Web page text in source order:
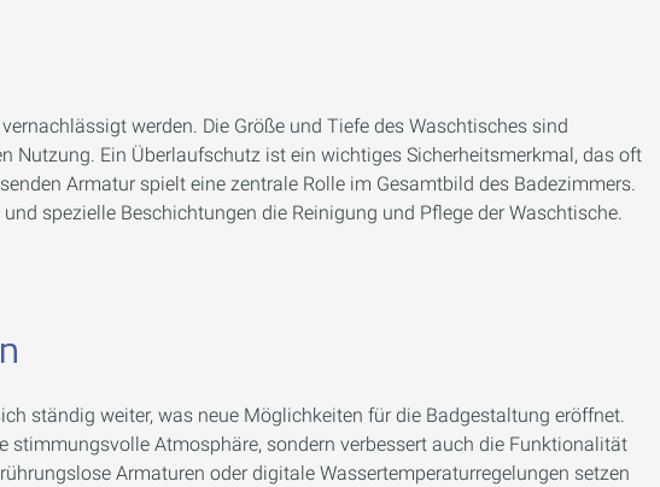
werden. Die Größe und Tiefe des Waschtisches sind
Nutzung. Ein Überlaufschutz ist ein wichtiges Sicherheitsmerkmal, das oft
Armatur spielt eine zentrale Rolle im Gesamtbild des Badezimmers.
spezielle Beschichtungen die Reinigung und Pflege der Waschtische.
ständig weiter, was neue Möglichkeiten für die Badgestaltung eröffnet.
stimmungsvolle Atmosphäre, sondern verbessert auch die Funktionalität
Armaturen oder digitale Wassertemperaturregelungen setzen